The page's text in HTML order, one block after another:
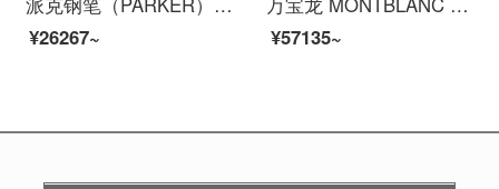
¥26267~
¥57135~